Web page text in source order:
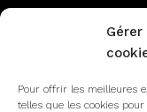
Pour offrir les meilleures
telles que les cookies